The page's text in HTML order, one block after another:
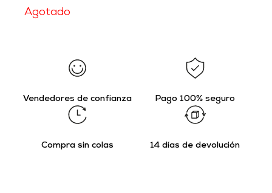
Agotado
Vendedores de confianza Pago 100% seguro
Compra sin colas 14 días de devolución